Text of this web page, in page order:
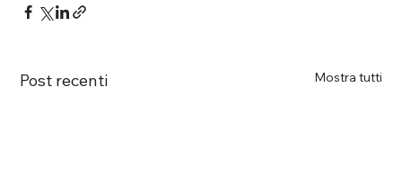
Post recenti Mostra tutti